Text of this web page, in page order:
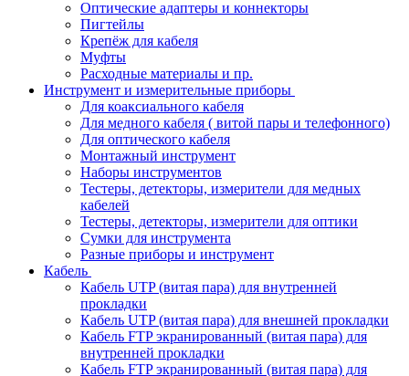
Оптические адаптеры и коннекторы
Пигтейлы
Крепёж для кабеля
Муфты
Расходные материалы и пр.
Инструмент и измерительные приборы
Для коаксиального кабеля
Для медного кабеля ( витой пары и телефонного)
Для оптического кабеля
Монтажный инструмент
Наборы инструментов
Тестеры, детекторы, измерители для медных
кабелей
Тестеры, детекторы, измерители для оптики
Сумки для инструмента
Разные приборы и инструмент
Кабель
Кабель UTP (витая пара) для внутренней
прокладки
Кабель UTP (витая пара) для внешней прокладки
Кабель FTP экранированный (витая пара) для
внутренней прокладки
Кабель FTP экранированный (витая пара) для